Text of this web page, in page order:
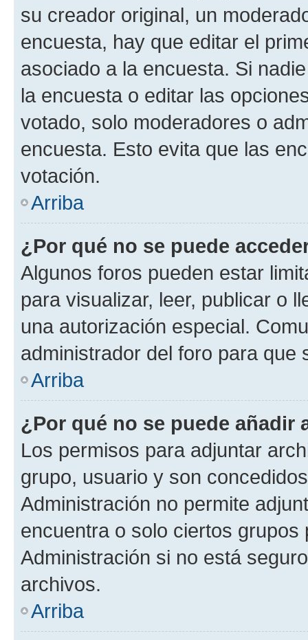
su creador original, un
encuesta, hay que editar el
asociado a la encuesta. Si
la encuesta o editar las
votado, solo moderadores o
encuesta. Esto evita que las
votación.
Arriba
¿Por qué no se puede
Algunos foros pueden estar
para visualizar, leer, publicar o
una autorización especial.
administrador del foro para que
Arriba
¿Por qué no se puede añadir
Los permisos para adjuntar
grupo, usuario y son
Administración no permite
encuentra o solo ciertos
Administración si no está
archivos.
Arriba